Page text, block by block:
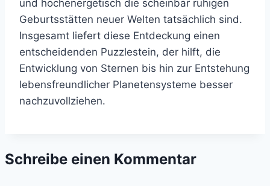
und hochenergetisch die scheinbar ruhigen
Geburtsstätten neuer Welten tatsächlich sind.
Insgesamt liefert diese Entdeckung einen
entscheidenden Puzzlestein, der hilft, die
Entwicklung von Sternen bis hin zur Entstehung
lebensfreundlicher Planetensysteme besser
nachzuvollziehen.
Schreibe einen Kommentar